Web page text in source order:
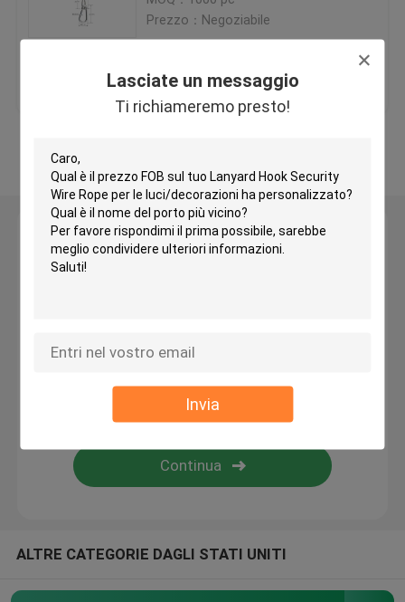
Lasciate un messaggio
Ti richiameremo presto!
Invia
Auto che afferra le pinze di presa del cavo
Pinza di presa di ciclaggio del cavo
Sistema d'attaccatura del cavo
Sistemi d'attaccatura di arte
Corredo della sospensione del pannello del LED
corredo della sospensione del cavo
Componenti dell'esposizione del cavo
Prezzo：Negoziabile
Miglior prezzo Contattaci
Lasciate un messaggio
ALTRE CATEGORIE DAGLI STATI UNITI